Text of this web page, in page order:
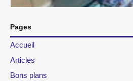
Pages
Accueil
Articles
Bons plans